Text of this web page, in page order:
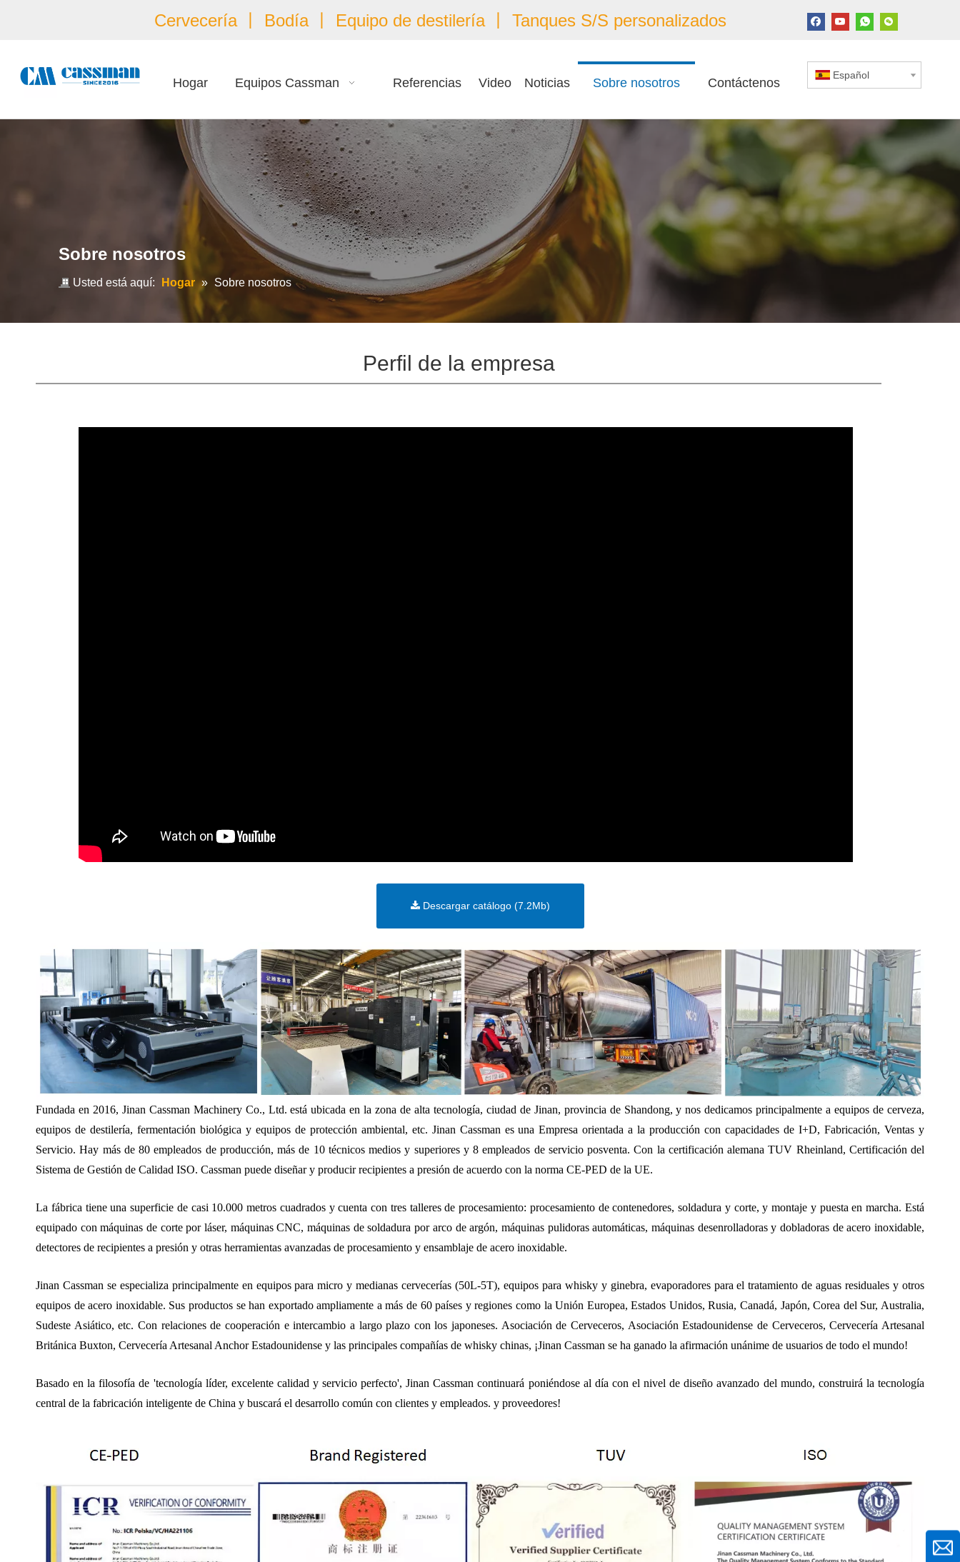
Cervecería 丨 Bodía 丨 Equipo de destilería 丨 Tanques S/S personalizados
Hogar Equipos Cassman Referencias Video Noticias Sobre nosotros Contáctenos
Español
Sobre nosotros
Usted está aquí: Hogar » Sobre nosotros
Perfil de la empresa
Descargar catálogo (7.2Mb)
Fundada en 2016, Jinan Cassman Machinery Co., Ltd. está ubicada en la zona de alta tecnología, ciudad de Jinan, provincia de Shandong, y nos dedicamos principalmente a equipos de cerveza,
equipos de destilería, fermentación biológica y equipos de protección ambiental, etc. Jinan Cassman es una Empresa orientada a la producción con capacidades de I+D, Fabricación, Ventas y
Servicio. Hay más de 80 empleados de producción, más de 10 técnicos medios y superiores y 8 empleados de servicio posventa. Con la certificación alemana TUV Rheinland, Certificación del
Sistema de Gestión de Calidad ISO. Cassman puede diseñar y producir recipientes a presión de acuerdo con la norma CE-PED de la UE.
La fábrica tiene una superficie de casi 10.000 metros cuadrados y cuenta con tres talleres de procesamiento: procesamiento de contenedores, soldadura y corte, y montaje y puesta en marcha. Está
equipado con máquinas de corte por láser, máquinas CNC, máquinas de soldadura por arco de argón, máquinas pulidoras automáticas, máquinas desenrolladoras y dobladoras de acero inoxidable,
detectores de recipientes a presión y otras herramientas avanzadas de procesamiento y ensamblaje de acero inoxidable.
Jinan Cassman se especializa principalmente en equipos para micro y medianas cervecerías (50L-5T), equipos para whisky y ginebra, evaporadores para el tratamiento de aguas residuales y otros
equipos de acero inoxidable. Sus productos se han exportado ampliamente a más de 60 países y regiones como la Unión Europea, Estados Unidos, Rusia, Canadá, Japón, Corea del Sur, Australia,
Sudeste Asiático, etc. Con relaciones de cooperación e intercambio a largo plazo con los japoneses. Asociación de Cerveceros, Asociación Estadounidense de Cerveceros, Cervecería Artesanal
Británica Buxton, Cervecería Artesanal Anchor Estadounidense y las principales compañías de whisky chinas, ¡Jinan Cassman se ha ganado la afirmación unánime de usuarios de todo el mundo!
Basado en la filosofía de 'tecnología líder, excelente calidad y servicio perfecto', Jinan Cassman continuará poniéndose al día con el nivel de diseño avanzado del mundo, construirá la tecnología
central de la fabricación inteligente de China y buscará el desarrollo común con clientes y empleados. y proveedores!